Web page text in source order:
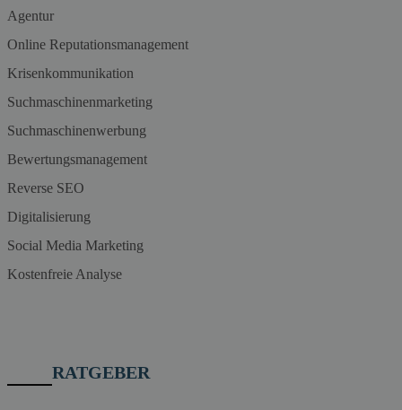
Agentur
Online Reputationsmanagement
Krisenkommunikation
Suchmaschinenmarketing
Suchmaschinenwerbung
Bewertungsmanagement
Reverse SEO
Digitalisierung
Social Media Marketing
Kostenfreie Analyse
RATGEBER